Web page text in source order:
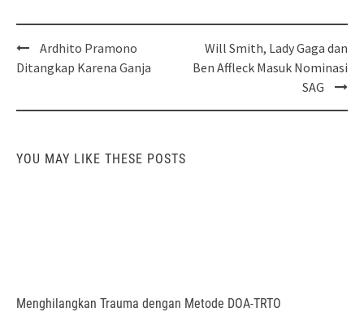
Post
navigation
Ardhito Pramono
Ditangkap Karena Ganja
Will Smith, Lady Gaga dan
Ben Affleck Masuk Nominasi
SAG
YOU MAY LIKE THESE POSTS
Menghilangkan Trauma dengan Metode DOA-TRTO